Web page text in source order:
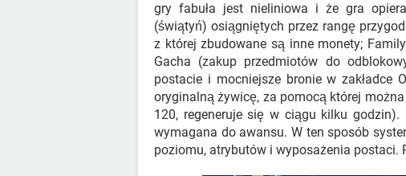
gry fabuła jest nieliniowa i że gra
(świątyń) osiągniętych przez rangę
z której zbudowane są inne monety;
Gacha (zakup przedmiotów do
postacie i mocniejsze bronie w zakładce
oryginalną żywicę, za pomocą której
120, regeneruje się w ciągu kilku
wymagana do awansu. W ten sposób
poziomu, atrybutów i wyposażenia postaci.